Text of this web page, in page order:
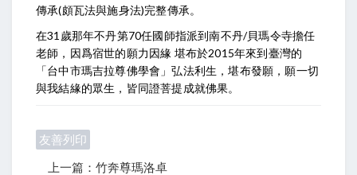
傳承(頗瓦法與施身法)完整傳承。
在31歲那年不丹第70任國師指派到南不丹/貝瑪令寺擔任
老師，因爲宿世的願力因緣 堪布於2015年來到臺灣的
「台中市瑪吉拉尊佛學會」弘法利生，堪布發願，願一切
與我結緣的眾生，皆同證菩提成就佛果。
友善列印
上一篇：竹奔尊瑪洛卓